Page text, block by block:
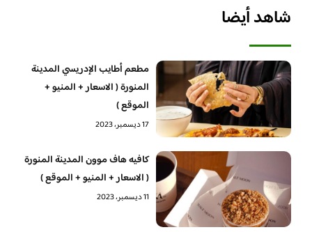
شاهد أيضا
مطعم أطايب الإدريسي المدينة
المنورة ( الاسعار + المنيو +
الموقع )
17 ديسمبر، 2023
كافيه هاف موون المدينة المنورة
( الاسعار + المنيو + الموقع )
11 ديسمبر، 2023